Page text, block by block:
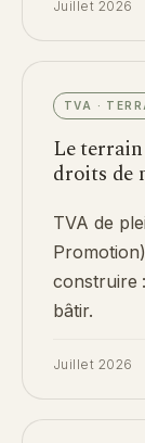
Juillet 2026
TVA ·
Le
droits de
TVA de
construire
bâtir.
Juillet 2026